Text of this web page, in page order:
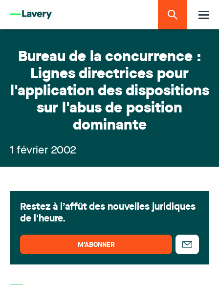
Bureau de la concurrence :
Lignes directrices pour
l'application des dispositions
sur l'abus de position
dominante
1 février 2002
Restez à l’affût des nouvelles juridiques
de l'heure.
M’ABONNER